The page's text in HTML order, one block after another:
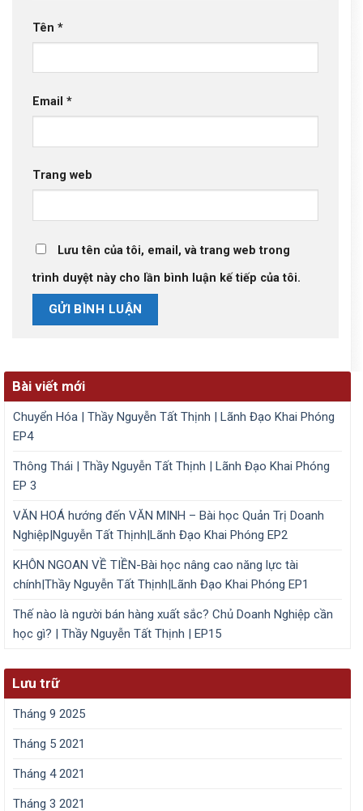
Tên *
Email *
Trang web
Lưu tên của tôi, email, và trang web trong
trình duyệt này cho lần bình luận kế tiếp của tôi.
Bài viết mới
Chuyển Hóa | Thầy Nguyễn Tất Thịnh | Lãnh Đạo Khai Phóng
EP4
Thông Thái | Thầy Nguyễn Tất Thịnh | Lãnh Đạo Khai Phóng
EP 3
VĂN HOÁ hướng đến VĂN MINH – Bài học Quản Trị Doanh
Nghiệp|Nguyễn Tất Thịnh|Lãnh Đạo Khai Phóng EP2
KHÔN NGOAN VỀ TIỀN-Bài học nâng cao năng lực tài
chính|Thầy Nguyễn Tất Thịnh|Lãnh Đạo Khai Phóng EP1
Thế nào là người bán hàng xuất sắc? Chủ Doanh Nghiệp cần
học gì? | Thầy Nguyễn Tất Thịnh | EP15
Lưu trữ
Tháng 9 2025
Tháng 5 2021
Tháng 4 2021
Tháng 3 2021